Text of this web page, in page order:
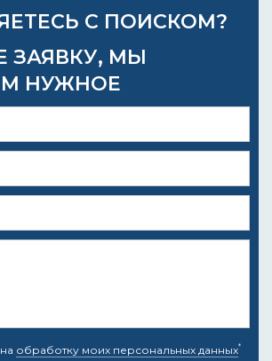
С ПОИСКОМ?
ЗАЯВКУ, МЫ
НУЖНОЕ
обработку моих персональных данных*